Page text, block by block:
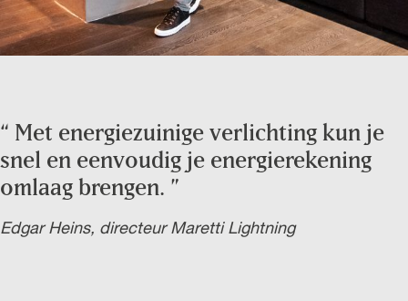
“ Met energiezuinige verlichting kun je
snel en eenvoudig je energierekening
omlaag brengen. ”
Edgar Heins, directeur Maretti Lightning